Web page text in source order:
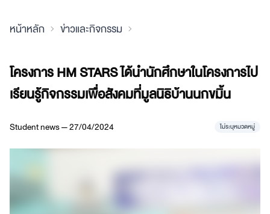
หน้าหลัก ข่าวและกิจกรรม
โครงการ HM STARS ได้นำนักศึกษาในโครงการไป
เรียนรู้กิจกรรมเพื่อสังคมที่มูลนิธิบ้านนกขมิ้น
Student news — 27/04/2024 ไม่ระบุหมวดหมู่